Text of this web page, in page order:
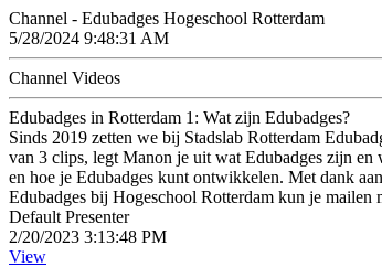
Channel - Edubadges Hogeschool Rotterdam
5/28/2024 9:48:31 AM
Channel Videos
Edubadges in Rotterdam 1: Wat zijn Edubadges?
Sinds 2019 zetten we bij Stadslab Rotterdam
van 3 clips, legt Manon je uit wat Edubadges zijn en
en hoe je Edubadges kunt ontwikkelen. Met dank
Edubadges bij Hogeschool Rotterdam kun je mailen
Default Presenter
2/20/2023 3:13:48 PM
View